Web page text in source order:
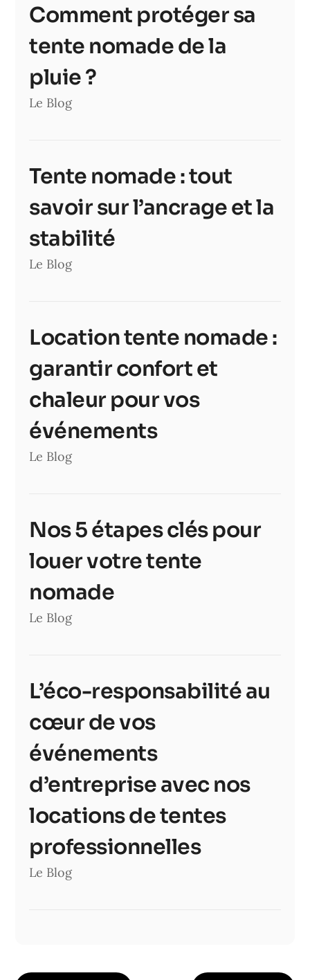
Comment protéger sa
tente nomade de la
pluie ?
Le Blog
Tente nomade : tout
savoir sur l’ancrage et la
stabilité
Le Blog
Location tente nomade :
garantir confort et
chaleur pour vos
événements
Le Blog
Nos 5 étapes clés pour
louer votre tente
nomade
Le Blog
L’éco-responsabilité au
cœur de vos
événements
d’entreprise avec nos
locations de tentes
professionnelles
Le Blog